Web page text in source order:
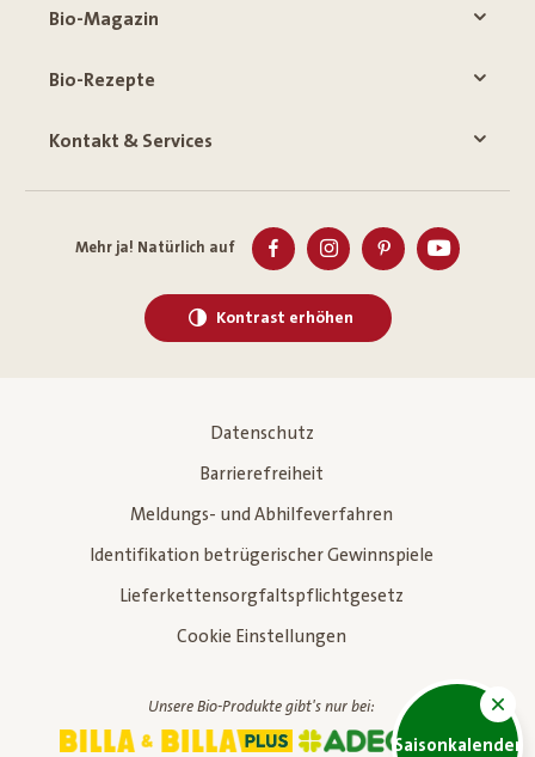
Saisonkalender
Bio-Magazin
Bio-Rezepte
Kontakt & Services
Mehr ja! Natürlich auf
Kontrast erhöhen
Datenschutz
Barrierefreiheit
Meldungs- und Abhilfeverfahren
Identifikation betrügerischer Gewinnspiele
Lieferkettensorgfaltspflichtgesetz
Cookie Einstellungen
Unsere Bio-Produkte gibt's nur bei: